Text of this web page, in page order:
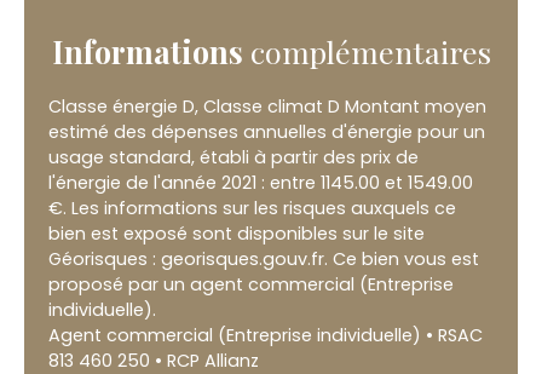
Informations complémentaires
Classe énergie D, Classe climat D Montant moyen
estimé des dépenses annuelles d'énergie pour un
usage standard, établi à partir des prix de
l'énergie de l'année 2021 : entre 1145.00 et 1549.00
€. Les informations sur les risques auxquels ce
bien est exposé sont disponibles sur le site
Géorisques : georisques.gouv.fr. Ce bien vous est
proposé par un agent commercial (Entreprise
individuelle).
Agent commercial (Entreprise individuelle) • RSAC
813 460 250 • RCP Allianz